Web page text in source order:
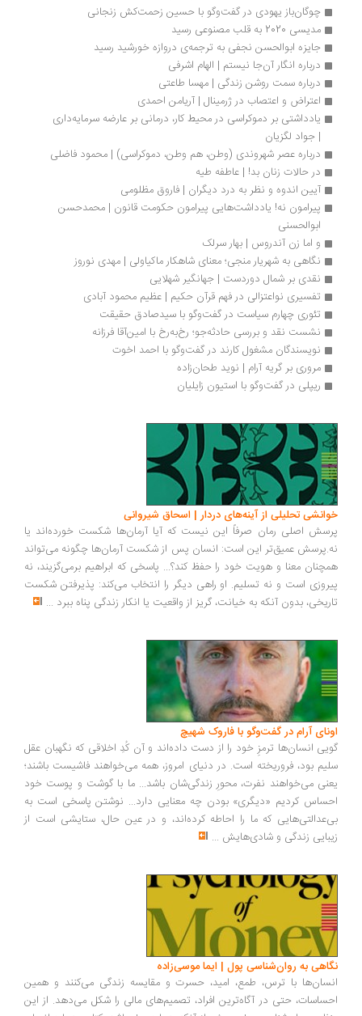
چوگان‌باز یهودی در گفت‌وگو با حسین زحمت‌کش زنجانی
مدیسی 2020 به قلب مصنوعی رسید
جایزه ابوالحسن نجفی به ترجمه‌ی دروازه‌ خورشید رسید
درباره انگار آن‌جا نیستم | الهام اشرفی
درباره سمت روشن زندگی | مهسا طاعتی
اعتراض و اعتصاب در ژرمینال | آریامن احمدی
یادداشتی بر دموکراسی در محیط کار، درمانی بر عارضه سرمایه‌داری
| جواد لگزیان
درباره عصر شهروندی (وطن، هم وطن، دموکراسی) | محمود فاضلی
در حالات زنان بد! | عاطفه طیه
آیین اندوه و نظر به درد دیگران | فاروق مظلومی
پیرامون نه! یادداشت‌هایی پیرامون حکومت قانون | محمدحسن
ابوالحسنی
و اما زن آندروس | بهار سرلک
نگاهی به شهریار منجی؛ معنای شاهکار ماکیاولی | مهدی نوروز
نقدی بر شمال دوردست | جهانگیر شهلایی
تفسیری نواعتزالی در فهم قرآن حکیم | عظیم محمود آبادی
تئوری چهارم سیاست در گفت‌وگو با سیدصادق حقیقت
نشست نقد و بررسی حادثه‌جو؛ رخ‌به‌رخ با امین‌آقا فرزانه
نویسندگان مشغول کارند در گفت‌وگو با احمد اخوت
مروری بر گریه آرام | نوید طحان‌زاده
ریپلی در گفت‏‌وگو با استیون زایلیان
تحلیلی از آینه‌های دردار | اسحاق شیروانی
اصلی رمان صرفاً این نیست که آیا آرمان‌ها شکست خورده‌اند یا
عمیق‌تر این است: انسان پس از شکست آرمان‌ها چگونه می‌تواند
معنا و هویت خود را حفظ کند؟... پاسخی که ابراهیم برمی‌گزیند، نه
است و نه تسلیم. او راهی دیگر را انتخاب می‌کند: پذیرفتن شکست
بدون آنکه به خیانت، گریز از واقعیت یا انکار زندگی پناه ببرد...
آرام در گفت‌وگو با فاروک شهیچ‭
انسان‌ها ترمزِ خود را از دست داده‌اند و آن کُدِ اخلاقی که نگهبان عقل
بود، فروریخته است. در دنیای امروز، همه می‌خواهند فاشیست باشند؛
می‌خواهند نفرت، محورِ زندگی‌شان باشد... ما با گوشت و پوست خود
کردیم «دیگری» بودن چه معنایی دارد... نوشتن پاسخی است به
که ما را احاطه کرده‌اند، و در عین حال، ستایشی است از
زندگی و شادی‌هایش...
به روان‌شناسی پول | ایما موسی‌زاده
با ترس، طمع، امید، حسرت و مقایسه زندگی می‌کنند و همین
حتی در آگاه‌ترین افراد، تصمیم‌های مالی را شکل می‌دهد. از این